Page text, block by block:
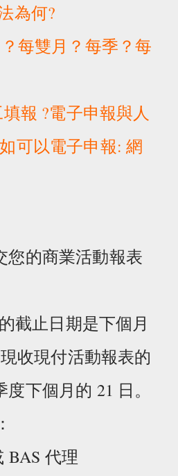
為何?
每雙月？每季？每
報 ?電子申報與人
可以電子申報: 網
您的商業活動報表
截止日期是下個月
收現付活動報表的
下個月的 21 日。
BAS 代理